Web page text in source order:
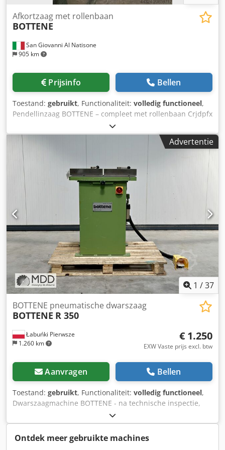
San Giovanni Al Natisone
905 km
Afkortzaag met rollenbaan
BOTTENE
Prijsinfo Bellen
Toestand: gebruikt, Functionaliteit: volledig functioneel,
Pendellinzaag BOTTENE – compleet met rollenbaan Crjdpfx
Advertentie
1 /37
Łabuńki Pierwsze
1.260 km
BOTTENE pneumatische dwarszaag
BOTTENE R 350
€ 1.250
EXW Vaste prijs excl. btw
Aanvragen Bellen
Toestand: gebruikt, Functionaliteit: volledig functioneel,
Dwarszaagmachine BOTTENE - na technische inspectie,
klaar voor gebruik Specificatie: • staat: gebruikt, na een
grondige revisie • fabrikant: BOTTENE • zaagblad diameter:
330 mm • zaagmotor: 1,5 kW • max. afmetingen van het te
zagen werkstuk bij 90°: 110 x 200 mm (h x b) •
Ontdek meer gebruikte machines